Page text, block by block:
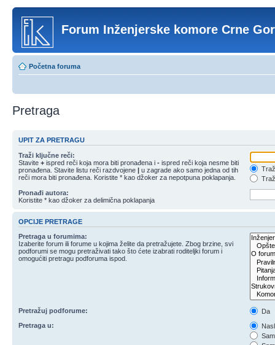
Forum Inženjerske komore Crne
Početna foruma
Pretraga
UPIT ZA PRETRAGU
Traži ključne reči:
Stavite + ispred reči koja mora biti pronađena i - ispred reči koja nesme biti
pronađena. Stavite listu reči razdvojene | u zagrade ako samo jedna od tih
reči mora biti pronađena. Koristite * kao džoker za nepotpuna poklapanja.
Pronađi autora:
Koristite * kao džoker za delimična poklapanja
OPCIJE PRETRAGE
Pretraga u forumima:
Izaberite forum ili forume u kojima želite da pretražujete. Zbog brzine, svi
podforumi se mogu pretraživati tako što ćete izabrati roditeljki forum i
omogućiti pretragu podforuma ispod.
Pretražuj podforume:
Da
Pretraga u: